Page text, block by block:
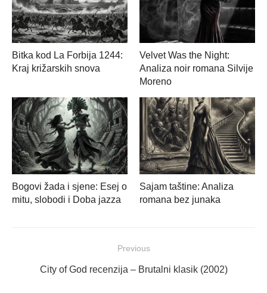
Bitka kod La Forbija 1244:
Kraj križarskih snova
Velvet Was the Night:
Analiza noir romana Silvije
Moreno
Bogovi žada i sjene: Esej o
mitu, slobodi i Doba jazza
Sajam taštine: Analiza
romana bez junaka
objava
Previous
Previous
City of God recenzija – Brutalni klasik (2002)